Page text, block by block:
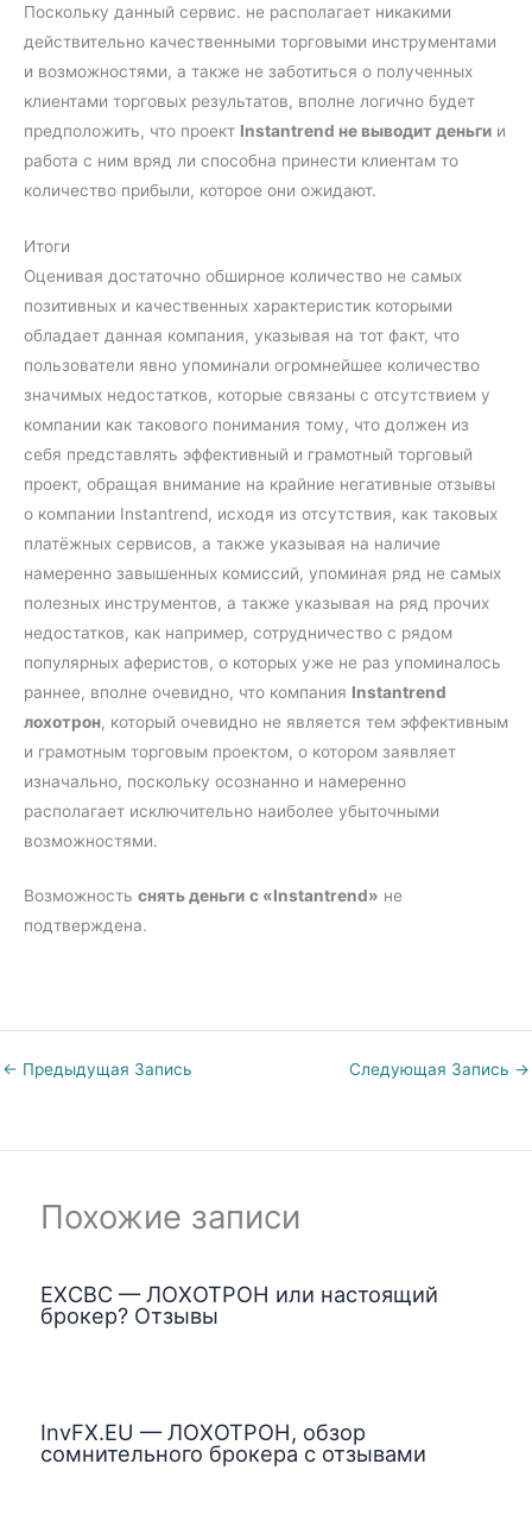
Поскольку данный сервис. не располагает никакими
действительно качественными торговыми инструментами
и возможностями, а также не заботиться о полученных
клиентами торговых результатов, вполне логично будет
предположить, что проект Instantrend не выводит деньги и
работа с ним вряд ли способна принести клиентам то
количество прибыли, которое они ожидают.
Итоги
Оценивая достаточно обширное количество не самых
позитивных и качественных характеристик которыми
обладает данная компания, указывая на тот факт, что
пользователи явно упоминали огромнейшее количество
значимых недостатков, которые связаны с отсутствием у
компании как такового понимания тому, что должен из
себя представлять эффективный и грамотный торговый
проект, обращая внимание на крайние негативные отзывы
о компании Instantrend, исходя из отсутствия, как таковых
платёжных сервисов, а также указывая на наличие
намеренно завышенных комиссий, упоминая ряд не самых
полезных инструментов, а также указывая на ряд прочих
недостатков, как например, сотрудничество с рядом
популярных аферистов, о которых уже не раз упоминалось
раннее, вполне очевидно, что компания Instantrend
лохотрон, который очевидно не является тем эффективным
и грамотным торговым проектом, о котором заявляет
изначально, поскольку осознанно и намеренно
располагает исключительно наиболее убыточными
возможностями.
Возможность снять деньги с «Instantrend» не
подтверждена.
← Предыдущая Запись Следующая Запись →
Похожие записи
EXCBC — ЛОХОТРОН или настоящий
брокер? Отзывы
InvFX.EU — ЛОХОТРОН, обзор
сомнительного брокера с отзывами